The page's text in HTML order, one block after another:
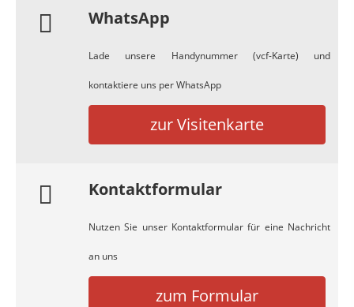
WhatsApp
Lade unsere Handynummer (vcf-Karte) und
kontaktiere uns per WhatsApp
zur Visitenkarte
Kontaktformular
Nutzen Sie unser Kontaktformular für eine Nachricht
an uns
zum Formular